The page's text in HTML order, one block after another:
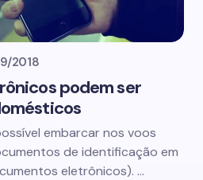
2018
podem ser
embarcar nos voos
de identificação em
eletrônicos). …